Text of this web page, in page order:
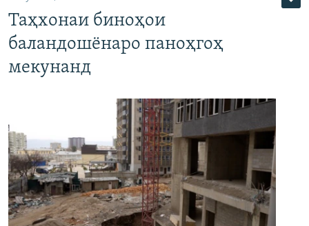
Таҳхонаи биноҳои
баландошёнаро паноҳгоҳ
мекунанд